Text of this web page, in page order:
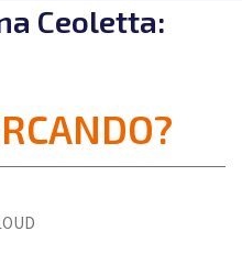
Ceoletta: